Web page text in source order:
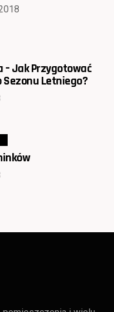
Jak Przygotować
Sezonu Letniego?